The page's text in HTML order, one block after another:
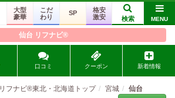
大型
豪華
こだ
わり
SP
格安
激安
検索 MENU
仙台 リフナビ®
口コミ クーポン 新着情報
リフナビ®東北・北海道トップ 宮城 仙台